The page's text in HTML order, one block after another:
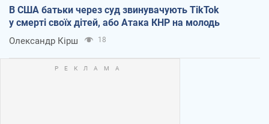
В США батьки через суд звинувачують TikTok
у смерті своїх дітей, або Атака КНР на молодь
Олександр Кірш 18